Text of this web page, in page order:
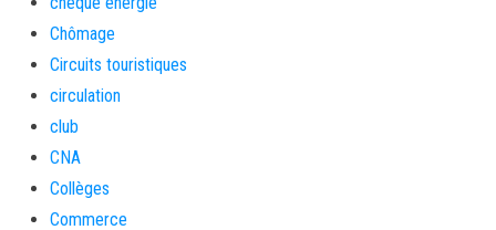
Chômage
Circuits touristiques
circulation
club
CNA
Collèges
Commerce